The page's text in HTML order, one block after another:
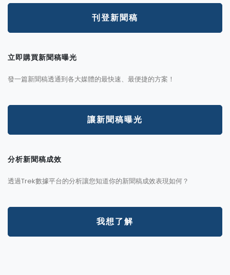
刊登新聞稿
立即購買新聞稿曝光
發一篇新聞稿透通到各大媒體的最快速、最便捷的方案！
讓新聞稿曝光
分析新聞稿成效
透過Trek數據平台的分析讓您知道你的新聞稿成效表現如何？
我想了解